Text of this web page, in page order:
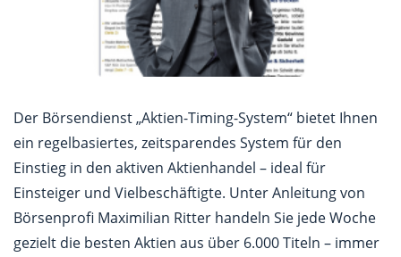
Der Börsendienst „Aktien-Timing-System“ bietet Ihnen
ein regelbasiertes, zeitsparendes System für den
Einstieg in den aktiven Aktienhandel – ideal für
Einsteiger und Vielbeschäftigte. Unter Anleitung von
Börsenprofi Maximilian Ritter handeln Sie jede Woche
gezielt die besten Aktien aus über 6.000 Titeln – immer